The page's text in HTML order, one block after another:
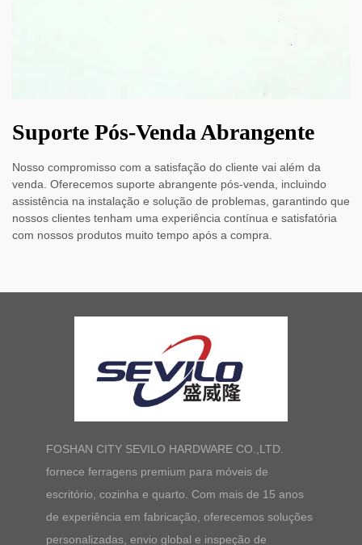
Suporte Pós-Venda Abrangente
Nosso compromisso com a satisfação do cliente vai além da
venda. Oferecemos suporte abrangente pós-venda, incluindo
assistência na instalação e solução de problemas, garantindo que
nossos clientes tenham uma experiência contínua e satisfatória
com nossos produtos muito tempo após a compra.
FOSHAN CITY SEVILO HARDWARE CO.,LTD.
fornece ferragens premium para móveis de
escritório, cozinha e quarto. Com mais de 15 anos
de experiência em fabricação, oferecemos soluções
personalizadas, envio global e inspeção de